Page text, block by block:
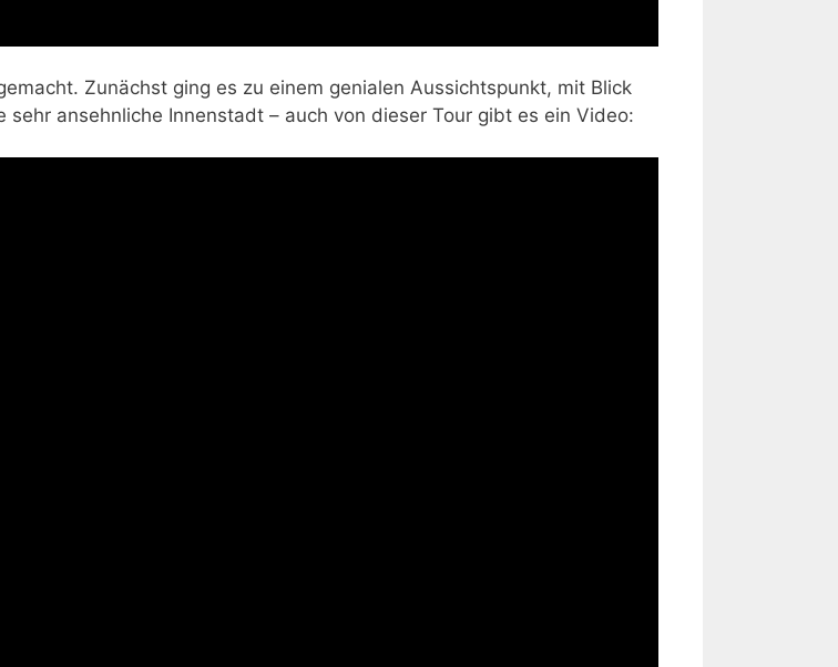
Zunächst ging es zu einem genialen Aussichtspunkt, mit Blick
ansehnliche Innenstadt – auch von dieser Tour gibt es ein Video: